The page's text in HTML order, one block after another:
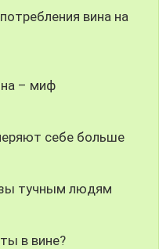
вина на
– миф
себе больше
тучным людям
в вине?